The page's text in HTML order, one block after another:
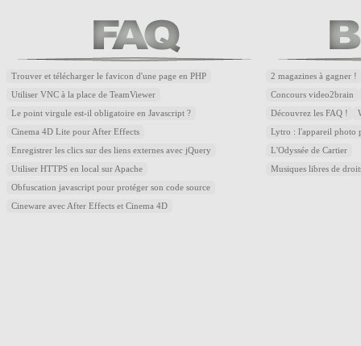
Trouver et télécharger le favicon d'une page en PHP
Utiliser VNC à la place de TeamViewer
Le point virgule est-il obligatoire en Javascript ?
Cinema 4D Lite pour After Effects
Enregistrer les clics sur des liens externes avec jQuery
Utiliser HTTPS en local sur Apache
Obfuscation javascript pour protéger son code source
Cineware avec After Effects et Cinema 4D
2 magazines à gagner !
Concours video2brain
Découvrez les FAQ !
Lytro : l'appareil photo
L'Odyssée de Cartier
Musiques libres de